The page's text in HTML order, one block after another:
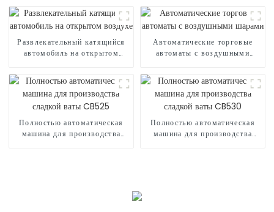
Развлекательный катящийся
автомобиль на открытом
Автоматические торговые
автоматы с воздушными
Полностью автоматическая
машина для производства
Полностью автоматическая
машина для производства